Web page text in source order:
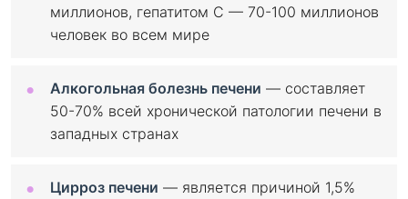
миллионов, гепатитом C — 70-100 миллионов
человек во всем мире
Алкогольная болезнь печени — составляет
50-70% всей хронической патологии печени в
западных странах
Цирроз печени — является причиной 1,5%